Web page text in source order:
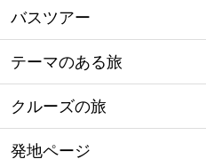
バスツアー
テーマのある旅
クルーズの旅
発地ページ